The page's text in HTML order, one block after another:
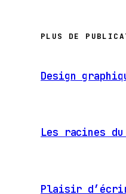
PLUS DE
Design
Les racines du
Plaisir